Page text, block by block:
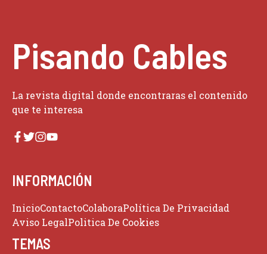
Pisando Cables
La revista digital donde encontraras el contenido
que te interesa
INFORMACIÓN
InicioContactoColaboraPolítica De Privacidad
Aviso LegalPolitica De Cookies
TEMAS